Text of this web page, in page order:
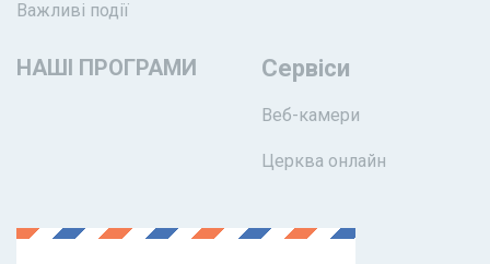
Важливі події
НАШІ ПРОГРАМИ Сервіси
Веб-камери
Церква онлайн